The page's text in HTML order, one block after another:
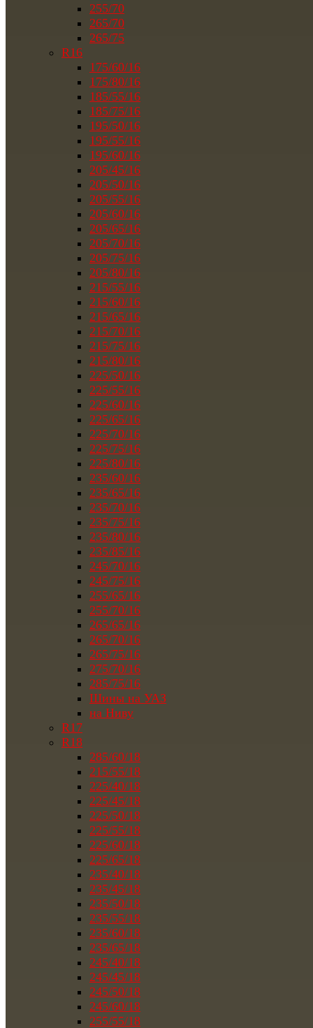
255/70
265/70
265/75
R16
175/60/16
175/80/16
185/55/16
185/75/16
195/50/16
195/55/16
195/60/16
205/45/16
205/50/16
205/55/16
205/60/16
205/65/16
205/70/16
205/75/16
205/80/16
215/55/16
215/60/16
215/65/16
215/70/16
215/75/16
215/80/16
225/50/16
225/55/16
225/60/16
225/65/16
225/70/16
225/75/16
225/80/16
235/60/16
235/65/16
235/70/16
235/75/16
235/80/16
235/85/16
245/70/16
245/75/16
255/65/16
255/70/16
265/65/16
265/70/16
265/75/16
275/70/16
285/75/16
Шины на УАЗ
на Ниву
R17
R18
285/60/18
215/55/18
225/40/18
225/45/18
225/50/18
225/55/18
225/60/18
225/65/18
235/40/18
235/45/18
235/50/18
235/55/18
235/60/18
235/65/18
245/40/18
245/45/18
245/50/18
245/60/18
255/55/18